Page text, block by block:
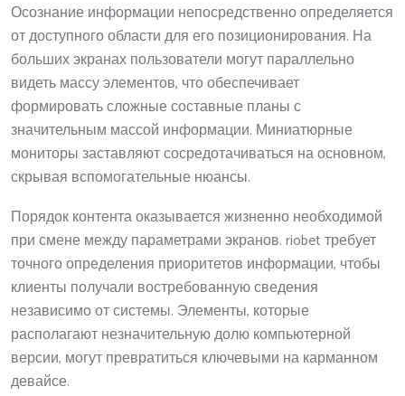
Осознание информации непосредственно определяется
от доступного области для его позиционирования. На
больших экранах пользователи могут параллельно
видеть массу элементов, что обеспечивает
формировать сложные составные планы с
значительным массой информации. Миниатюрные
мониторы заставляют сосредотачиваться на основном,
скрывая вспомогательные нюансы.
Порядок контента оказывается жизненно необходимой
при смене между параметрами экранов. riobet требует
точного определения приоритетов информации, чтобы
клиенты получали востребованную сведения
независимо от системы. Элементы, которые
располагают незначительную долю компьютерной
версии, могут превратиться ключевыми на карманном
девайсе.